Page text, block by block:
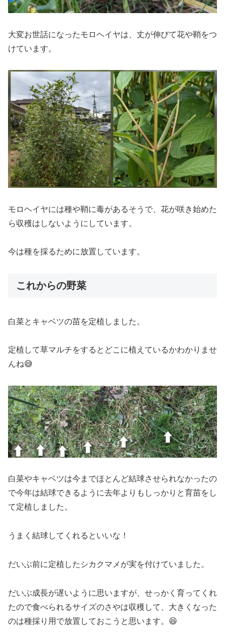
大変お世話になったモロヘイヤは、丈が伸びて花や鞘をつ
けています。
モロヘイヤには種や鞘に毒があるそうで、花が咲き始めた
ら収穫はしないようにしています。
今は種を採るために放置しています。
これからの野菜
白菜とキャベツの苗を定植しました。
定植して草マルチをするとどこに植えているかわかりませ
んね😅
白菜やキャベツは今までほとんど結球させられなかったの
で今年は結球できるように去年よりもしっかりと育苗をし
て定植しました。
うまく結球してくれるといいな！
だいぶ前に定植したシカクマメが実を付けていました。
だいぶ成長が遅いように思いますが、せっかく育ってくれ
たので食べられるサイズのさやは収穫して、大きくなった
のは種採り用で放置しておこうと思います。😆